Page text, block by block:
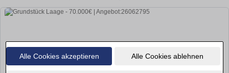
Alle Cookies akzeptieren Alle Cookies ablehnen